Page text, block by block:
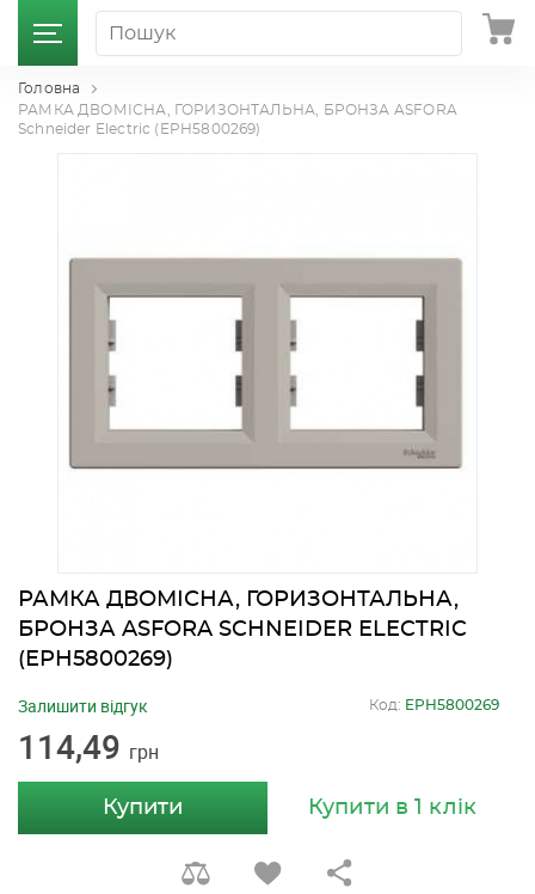
Головна
РАМКА ДВОМІСНА, ГОРИЗОНТАЛЬНА, БРОНЗА ASFORA
Schneider Electric (EPH5800269)
РАМКА ДВОМІСНА, ГОРИЗОНТАЛЬНА,
БРОНЗА ASFORA SCHNEIDER ELECTRIC
(EPH5800269)
114,49 грн
Залишити відгук Код: EPH5800269
Купити Купити в 1 клік